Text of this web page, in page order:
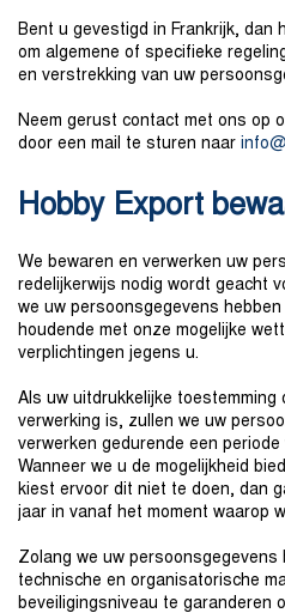
Bent u gevestigd in Frankrijk, dan
om algemene of specifieke
en verstrekking van uw
Neem gerust contact met ons op
door een mail te sturen naar in
Hobby Export
We bewaren en verwerken uw
redelijkerwijs nodig wordt geacht
we uw persoonsgegevens
houdende met onze mogelijke
verplichtingen jegens u.
Als uw uitdrukkelijke toestemming
verwerking is, zullen we uw
verwerken gedurende een periode
Wanneer we u de mogelijkheid
kiest ervoor dit niet te doen, dan
jaar in vanaf het moment waarop
Zolang we uw persoonsgegevens
technische en organisatorische
beveiligingsniveau te garanderen